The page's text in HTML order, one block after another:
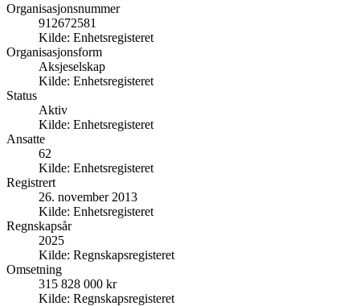
Organisasjonsnummer
912672581
Kilde: Enhetsregisteret
Organisasjonsform
Aksjeselskap
Kilde: Enhetsregisteret
Status
Aktiv
Kilde: Enhetsregisteret
Ansatte
62
Kilde: Enhetsregisteret
Registrert
26. november 2013
Kilde: Enhetsregisteret
Regnskapsår
2025
Kilde: Regnskapsregisteret
Omsetning
315 828 000 kr
Kilde: Regnskapsregisteret